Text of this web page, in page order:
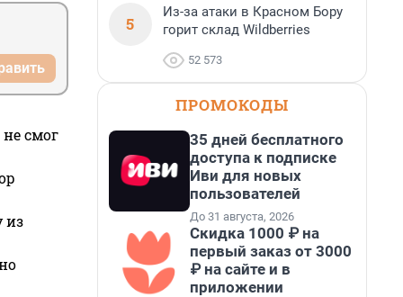
смог
из
5
Из-за атаки в Красном Бору
горит склад Wildberries
52 573
ПРОМОКОДЫ
35 дней бесплатного
доступа к подписке
Иви для новых
пользователей
До 31 августа, 2026
Скидка 1000 ₽ на
первый заказ от 3000
₽ на сайте и в
приложении